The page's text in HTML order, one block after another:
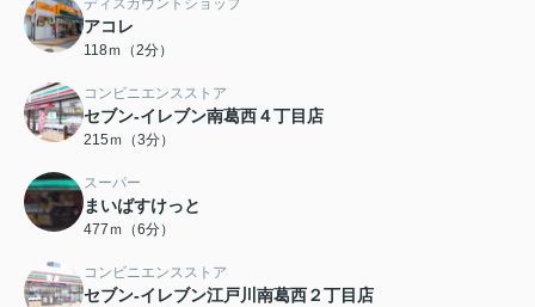
ディスカウントショップ
アコレ
118ｍ（2分）
コンビニエンスストア
セブン-イレブン南葛西４丁目店
215ｍ（3分）
スーパー
まいばすけっと
477ｍ（6分）
コンビニエンスストア
セブン-イレブン江戸川南葛西２丁目店